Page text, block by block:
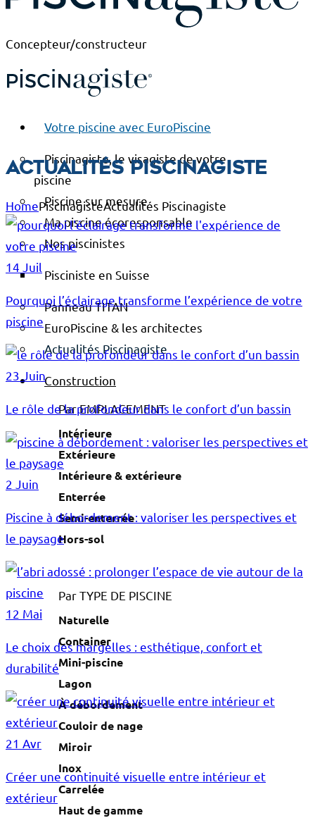
Concepteur/constructeur
Votre piscine avec EuroPiscine
Piscinagiste, le visagiste de votre
piscine
Piscine sur mesure
Ma piscine écoresponsable
Nos piscinistes
Pisciniste en Suisse
Panneau TITAN
EuroPiscine & les architectes
Actualités Piscinagiste
Construction
Par EMPLACEMENT
Intérieure
Extérieure
Intérieure & extérieure
Enterrée
Semi-enterrée
Hors-sol
Par TYPE DE PISCINE
Naturelle
Container
Mini-piscine
Lagon
À débordement
Couloir de nage
Miroir
Inox
Carrelée
Haut de gamme
Actualités Piscinagiste
HomePiscinagisteActualités Piscinagiste
14 Juil
Pourquoi l’éclairage transforme l’expérience de votre
piscine
23 Juin
Le rôle de la profondeur dans le confort d’un bassin
2 Juin
Piscine à débordement : valoriser les perspectives et
le paysage
12 Mai
Le choix des margelles : esthétique, confort et
durabilité
21 Avr
Créer une continuité visuelle entre intérieur et
extérieur